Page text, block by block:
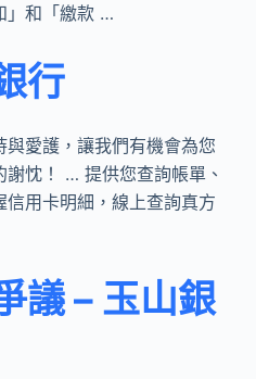
」和「繳款 …
行
愛護，讓我們有機會為您
忱！ … 提供您查詢帳單、
用卡明細，線上查詢真方
議 – 玉山銀